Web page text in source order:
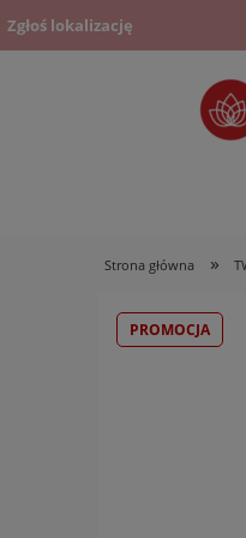
Zgłoś lokalizację
Strona główna »
PROMOCJA